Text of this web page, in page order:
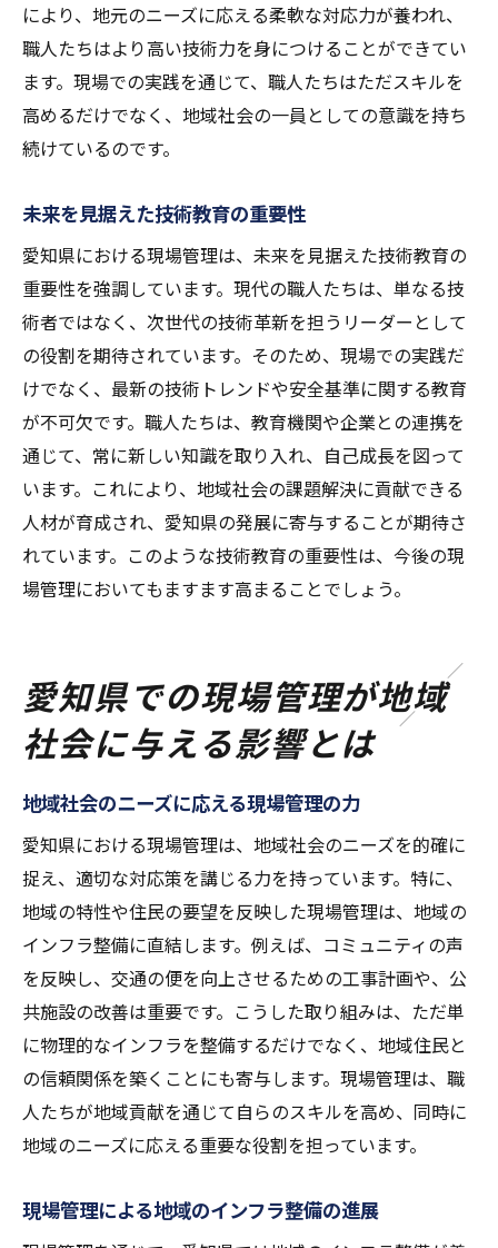
により、地元のニーズに応える柔軟な対応力が養われ、
職人たちはより高い技術力を身につけることができてい
ます。現場での実践を通じて、職人たちはただスキルを
高めるだけでなく、地域社会の一員としての意識を持ち
続けているのです。
未来を見据えた技術教育の重要性
愛知県における現場管理は、未来を見据えた技術教育の
重要性を強調しています。現代の職人たちは、単なる技
術者ではなく、次世代の技術革新を担うリーダーとして
の役割を期待されています。そのため、現場での実践だ
けでなく、最新の技術トレンドや安全基準に関する教育
が不可欠です。職人たちは、教育機関や企業との連携を
通じて、常に新しい知識を取り入れ、自己成長を図って
います。これにより、地域社会の課題解決に貢献できる
人材が育成され、愛知県の発展に寄与することが期待さ
れています。このような技術教育の重要性は、今後の現
場管理においてもますます高まることでしょう。
愛知県での現場管理が地域
社会に与える影響とは
地域社会のニーズに応える現場管理の力
愛知県における現場管理は、地域社会のニーズを的確に
捉え、適切な対応策を講じる力を持っています。特に、
地域の特性や住民の要望を反映した現場管理は、地域の
インフラ整備に直結します。例えば、コミュニティの声
を反映し、交通の便を向上させるための工事計画や、公
共施設の改善は重要です。こうした取り組みは、ただ単
に物理的なインフラを整備するだけでなく、地域住民と
の信頼関係を築くことにも寄与します。現場管理は、職
人たちが地域貢献を通じて自らのスキルを高め、同時に
地域のニーズに応える重要な役割を担っています。
現場管理による地域のインフラ整備の進展